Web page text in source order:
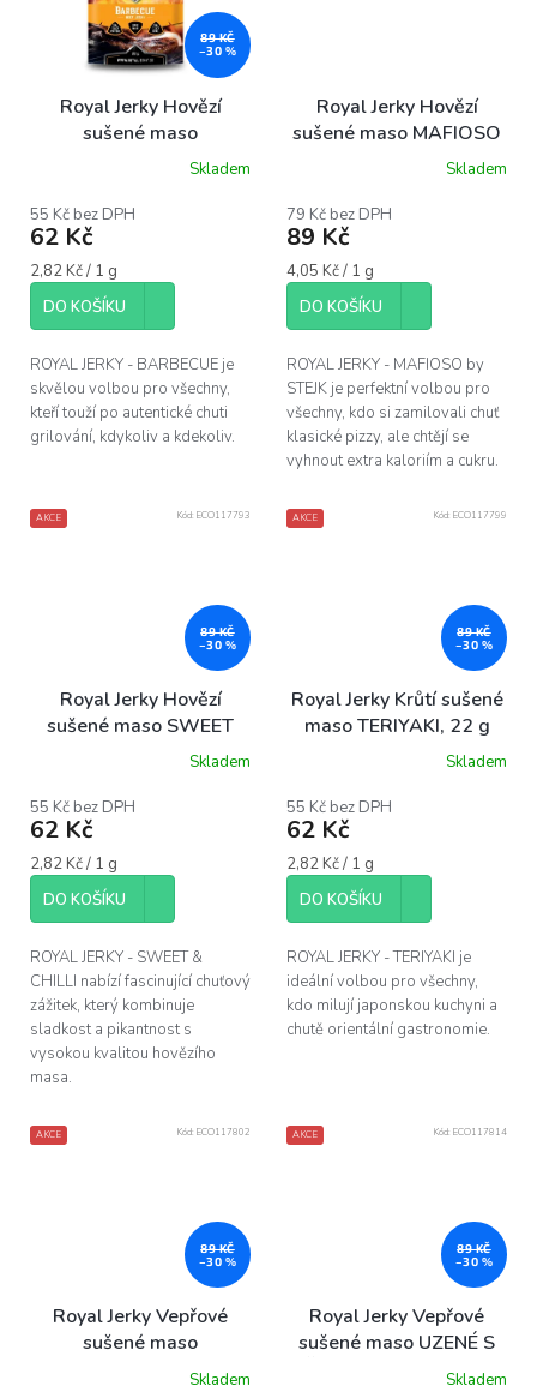
89 KČ
–30 %
Royal Jerky Hovězí
sušené maso
BARBECUE, 22 gSkladem
55 Kč bez DPH
62 Kč
Měrná
cena:
2,82 Kč / 1 g
DO KOŠÍKU
ROYAL JERKY - BARBECUE je
skvělou volbou pro všechny,
kteří touží po autentické chuti
grilování, kdykoliv a kdekoliv.
Royal Jerky Hovězí
sušené maso MAFIOSO
by STEJK, 22 gSkladem
79 Kč bez DPH
89 Kč
Měrná
cena:
4,05 Kč / 1 g
DO KOŠÍKU
ROYAL JERKY - MAFIOSO by
STEJK je perfektní volbou pro
všechny, kdo si zamilovali chuť
klasické pizzy, ale chtějí se
vyhnout extra kaloriím a cukru.
AKCE
89 KČ
–30 %
Royal Jerky Hovězí
sušené maso SWEET
CHILLI, 22 gSkladem
55 Kč bez DPH
62 Kč
Měrná
cena:
2,82 Kč / 1 g
DO KOŠÍKU
ROYAL JERKY - SWEET &
CHILLI nabízí fascinující chuťový
zážitek, který kombinuje
sladkost a pikantnost s
vysokou kvalitou hovězího
masa.
Kód: ECO117793 AKCE
89 KČ
–30 %
Royal Jerky Krůtí sušené
maso TERIYAKI, 22 g
Skladem
55 Kč bez DPH
62 Kč
Měrná
cena:
2,82 Kč / 1 g
DO KOŠÍKU
ROYAL JERKY - TERIYAKI je
ideální volbou pro všechny,
kdo milují japonskou kuchyni a
chutě orientální gastronomie.
Kód: ECO117799
AKCE
89 KČ
–30 %
Royal Jerky Vepřové
sušené maso
GARLIC&PARMESAN,
Skladem
Kód: ECO117802 AKCE
89 KČ
–30 %
Royal Jerky Vepřové
sušené maso UZENÉ S
KŘENEM by STEJK, 22 g
Skladem
Kód: ECO117814